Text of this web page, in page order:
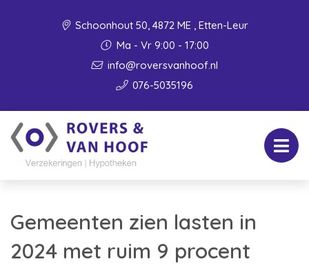
Schoonhout 50, 4872 ME , Etten-Leur
Ma - Vr 9:00 - 17:00
info@roversvanhoof.nl
076-5035196
Gemeenten zien lasten in
2024 met ruim 9 procent